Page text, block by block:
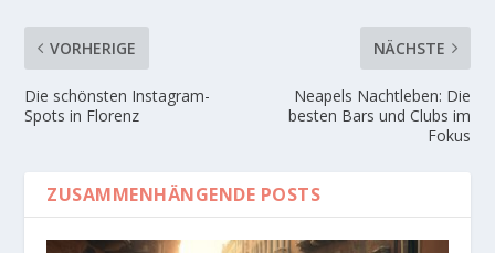
VORHERIGE
Die schönsten Instagram-
Spots in Florenz
NÄCHSTE
Neapels Nachtleben: Die
besten Bars und Clubs im
Fokus
ZUSAMMENHÄNGENDE POSTS